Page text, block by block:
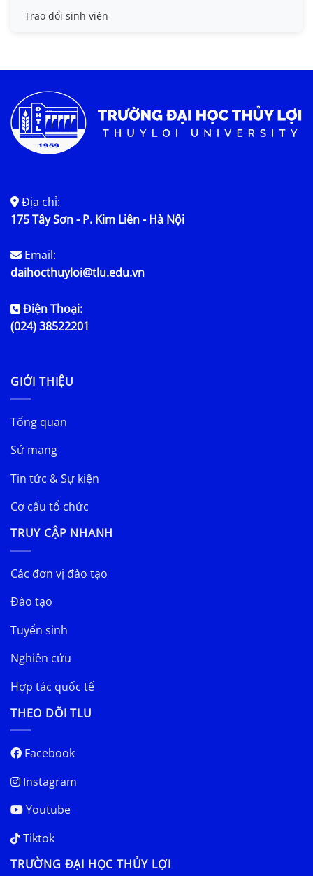
Trao đổi sinh viên
Địa chỉ:
175 Tây Sơn - P. Kim Liên - Hà Nội
Email:
daihocthuyloi@tlu.edu.vn
Điện Thoại:
(024) 38522201
GIỚI THIỆU
Tổng quan
Sứ mạng
Tin tức & Sự kiện
Cơ cấu tổ chức
TRUY CẬP NHANH
Các đơn vị đào tạo
Đào tạo
Tuyển sinh
Nghiên cứu
Hợp tác quốc tế
THEO DÕI TLU
Facebook
Instagram
Youtube
Tiktok
TRƯỜNG ĐẠI HỌC THỦY LỢI